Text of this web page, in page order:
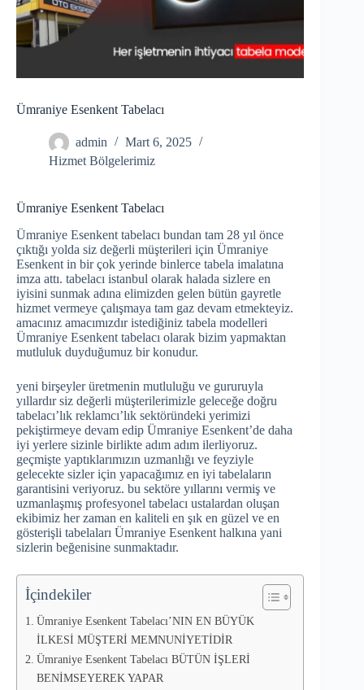
Ümraniye Esenkent Tabelacı
admin
Mart 6, 2025
Hizmet Bölgelerimiz
Ümraniye Esenkent Tabelacı
Ümraniye Esenkent tabelacı bundan tam 28 yıl önce
çıktığı yolda siz değerli müşterileri için Ümraniye
Esenkent in bir çok yerinde binlerce tabela imalatına
imza attı. tabelacı istanbul olarak halada sizlere en
iyisini sunmak adına elimizden gelen bütün gayretle
hizmet vermeye çalışmaya tam gaz devam etmekteyiz.
amacınız amacımızdır istediğiniz tabela modelleri
Ümraniye Esenkent tabelacı olarak bizim yapmaktan
mutluluk duyduğumuz bir konudur.
yeni birşeyler üretmenin mutluluğu ve gururuyla
yıllardır siz değerli müşterilerimizle geleceğe doğru
tabelacı’lık reklamcı’lık sektöründeki yerimizi
pekiştirmeye devam edip Ümraniye Esenkent’de daha
iyi yerlere sizinle birlikte adım adım ilerliyoruz.
geçmişte yaptıklarımızın uzmanlığı ve feyziyle
gelecekte sizler için yapacağımız en iyi tabelaların
garantisini veriyoruz. bu sektöre yıllarını vermiş ve
uzmanlaşmış profesyonel tabelacı ustalardan oluşan
ekibimiz her zaman en kaliteli en şık en güzel ve en
gösterişli tabelaları Ümraniye Esenkent halkına yani
sizlerin beğenisine sunmaktadır.
İçindekiler
Ümraniye Esenkent Tabelacı’NIN EN BÜYÜK
İLKESİ MÜŞTERİ MEMNUNİYETİDİR
Ümraniye Esenkent Tabelacı BÜTÜN İŞLERİ
BENİMSEYEREK YAPAR